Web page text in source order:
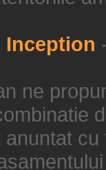
Inception
ne